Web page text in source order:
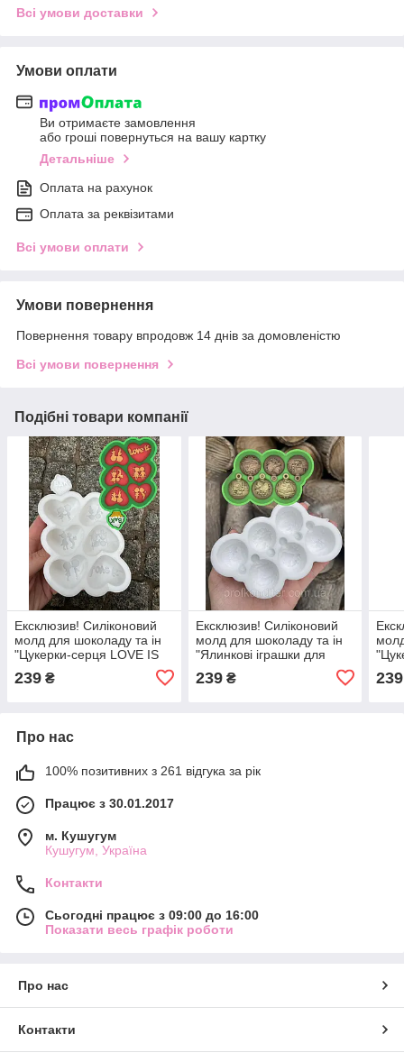
Всі умови доставки
Умови оплати
Ви отримаєте замовлення
або гроші повернуться на вашу картку
Детальніше
Оплата на рахунок
Оплата за реквізитами
Всі умови оплати
Умови повернення
Повернення товару впродовж 14 днів за домовленістю
Всі умови повернення
Подібні товари компанії
Ексклюзив! Силіконовий
молд для шоколаду та ін
"Цукерки-серця LOVE IS
239 ₴
Ексклюзив! Силіконовий
молд для шоколаду та ін
"Ялинкові іграшки для
239₴ 239
Про нас
100% позитивних з 261 відгука за рік
Працює з 30.01.2017
м. Кушугум
Кушугум, Україна
Контакти
Сьогодні працює з 09:00 до 16:00
Показати весь графік роботи
Про нас
Контакти